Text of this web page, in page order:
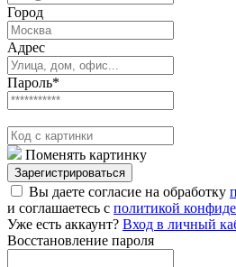
Город
Адрес
Пароль*
Поменять картинку
Зарегистрироваться
Вы даете согласие на обработку
и соглашаетесь с политикой
Уже есть аккаунт? Вход в личный
Восстановление пароля